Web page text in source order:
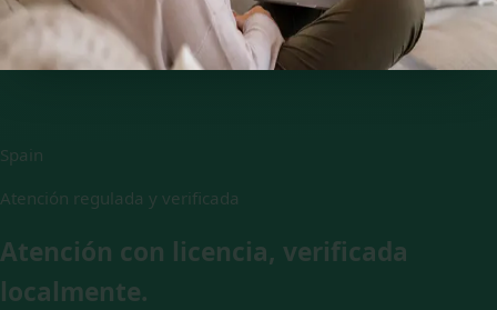
45 min
Elegir plaza
Spain
Atención regulada y verificada
Atención con licencia, verificada
localmente.